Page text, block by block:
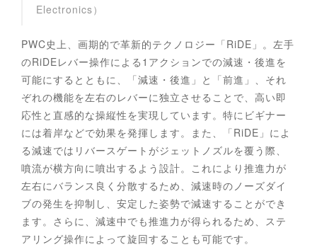
Electronics）
PWC史上、画期的で革新的テクノロジー「RiDE」。左手
のRiDEレバー操作による1アクションでの減速・後進を
可能にするとともに、「減速・後進」と「前進」、それ
ぞれの機能を左右のレバーに独立させることで、高い即
応性と直感的な操縦性を実現しています。特にビギナー
には着岸などで効果を発揮します。また、「RiDE」によ
る減速ではリバースゲートがジェットノズルを覆う際、
噴流が横方向に噴出するよう設計。これにより推進力が
左右にバランス良く分散するため、減速時のノーズダイ
ブの発生を抑制し、安定した姿勢で減速することができ
ます。さらに、減速中でも推進力が得られるため、ステ
アリング操作によって旋回することも可能です。